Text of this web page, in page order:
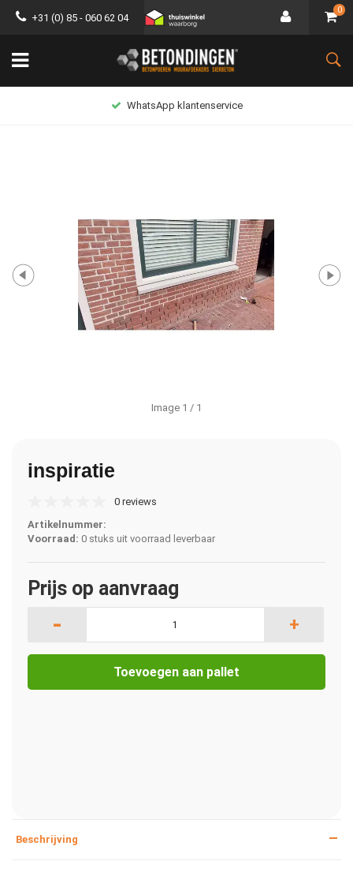
+31 (0) 85 - 060 62 04
0
WhatsApp klantenservice
Image 1 / 1
inspiratie
0 reviews
Artikelnummer:
Voorraad: 0 stuks uit voorraad leverbaar
Prijs op aanvraag
- +
Toevoegen aan pallet
Beschrijving